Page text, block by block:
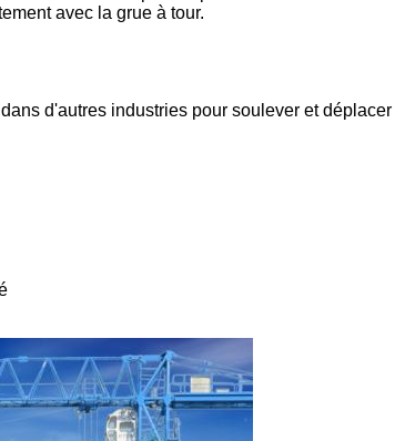
avec la grue à tour.
d'autres industries pour soulever et